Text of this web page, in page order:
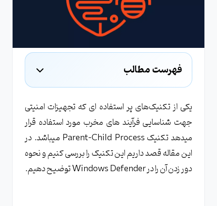
فهرست مطالب
تکنیک Parent-Child Process چیست؟
روش Parent-Child Process در تجهیزات
امنیتی چیست؟
بررسی عملی تکنیک Parent-Child Process در
تجهیزات امنیتی
[روش اول]چگونه تکنیک Parent-Child
Process را دور بزنیم؟
یکی از تکنیک‌های پر استفاده ای که تجهیزات امنیتی
جهت شناسایی فرآيند های مخرب مورد استفاده قرار
میدهد تکنیک‌ Parent-Child Process میباشد. در
این مقاله قصد داریم این تکنیک را بررسی کنیم و نحوه
دور زدن آن را در Windows Defender توضیح دهیم.